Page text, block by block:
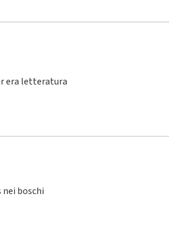
era letteratura
nei boschi